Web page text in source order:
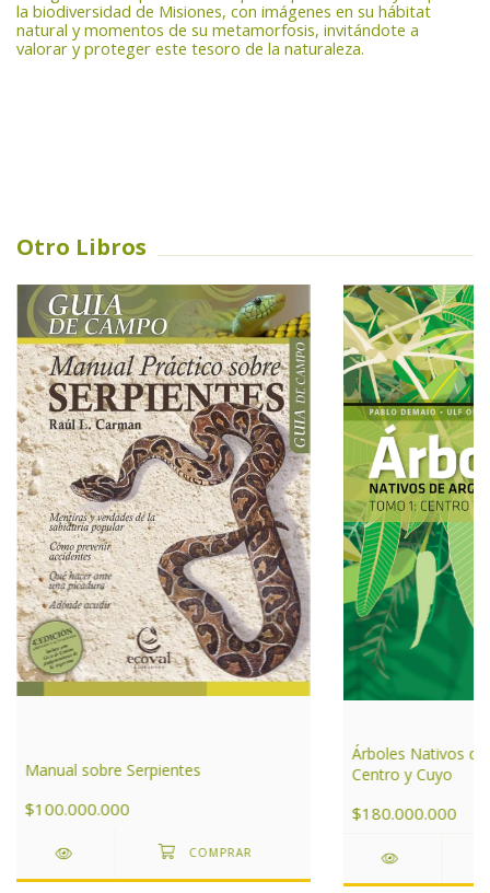
la biodiversidad de Misiones, con imágenes en su hábitat
natural y momentos de su metamorfosis, invitándote a
valorar y proteger este tesoro de la naturaleza.
Otro Libros
Manual sobre Serpientes
$100.000.000
Árboles Nativos
Centro y Cuyo
$180.000.000